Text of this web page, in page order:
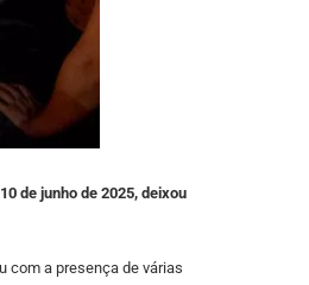
de junho de 2025, deixou
com a presença de várias